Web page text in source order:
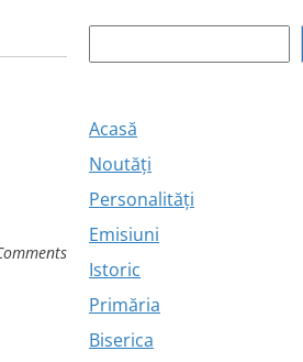
Acasă
Noutăți
Personalități
Emisiuni
Istoric
Primăria
Biserica